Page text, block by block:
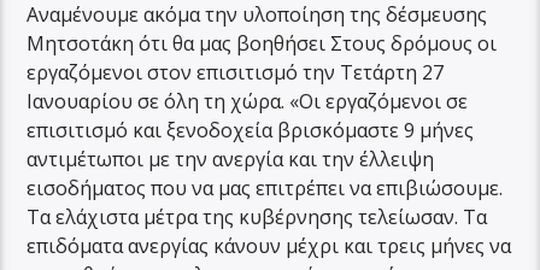
Αναμένουμε ακόμα την υλοποίηση της δέσμευσης
Μητσοτάκη ότι θα μας βοηθήσει Στους δρόμους οι
εργαζόμενοι στον επισιτισμό την Τετάρτη 27
Ιανουαρίου σε όλη τη χώρα. «Οι εργαζόμενοι σε
επισιτισμό και ξενοδοχεία βρισκόμαστε 9 μήνες
αντιμέτωποι με την ανεργία και την έλλειψη
εισοδήματος που να μας επιτρέπει να επιβιώσουμε.
Τα ελάχιστα μέτρα της κυβέρνησης τελείωσαν. Τα
επιδόματα ανεργίας κάνουν μέχρι και τρεις μήνες να